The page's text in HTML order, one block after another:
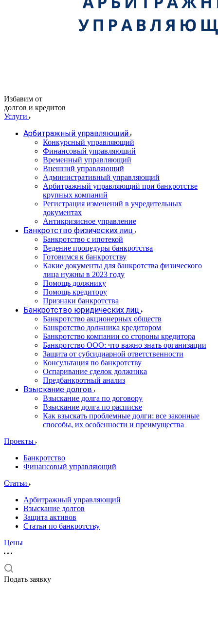
Избавим от
долгов и кредитов
Услуги
Арбитражный управляющий
Конкурсный управляющий
Финансовый управляющий
Временный управляющий
Внешний управляющий
Административный управляющий
Арбитражный управляющий при банкротстве
крупных компаний
Регистрация изменений в учредительных
документах
Антикризисное управление
Банкротство физических лиц
Банкротство с ипотекой
Ведение процедуры банкротства
Готовимся к банкротству
Какие документы для банкротства физического
лица нужны в 2023 году
Помощь должнику
Помощь кредитору
Признаки банкротства
Банкротство юридических лиц
Банкротство акционерных обществ
Банкротство должника кредитором
Банкротство компании со стороны кредитора
Банкротство ООО: что важно знать организации
Защита от субсидиарной ответственности
Консультация по банкротству
Оспаривание сделок должника
Предбанкротный анализ
Взыскание долгов
Взыскание долга по договору
Взыскание долга по расписке
Как взыскать проблемные долги: все законные
способы, их особенности и преимущества
Проекты
Банкротство
Финансовый управляющий
Статьи
Арбитражный управляющий
Взыскание долгов
Защита активов
Статьи по банкротству
Цены
Подать заявку